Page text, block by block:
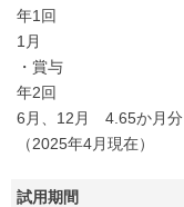
年1回
1月
・賞与
年2回
6月、12月 4.65か月分
（2025年4月現在）
試用期間